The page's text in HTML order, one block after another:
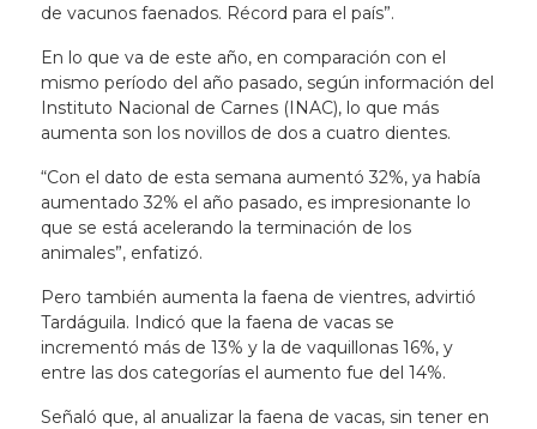
de vacunos faenados. Récord para el país”.
En lo que va de este año, en comparación con el
mismo período del año pasado, según información del
Instituto Nacional de Carnes (INAC), lo que más
aumenta son los novillos de dos a cuatro dientes.
“Con el dato de esta semana aumentó 32%, ya había
aumentado 32% el año pasado, es impresionante lo
que se está acelerando la terminación de los
animales”, enfatizó.
Pero también aumenta la faena de vientres, advirtió
Tardáguila. Indicó que la faena de vacas se
incrementó más de 13% y la de vaquillonas 16%, y
entre las dos categorías el aumento fue del 14%.
Señaló que, al anualizar la faena de vacas, sin tener en